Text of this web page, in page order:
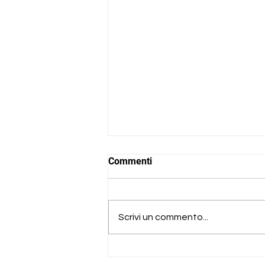
Commenti
Scrivi un commento...